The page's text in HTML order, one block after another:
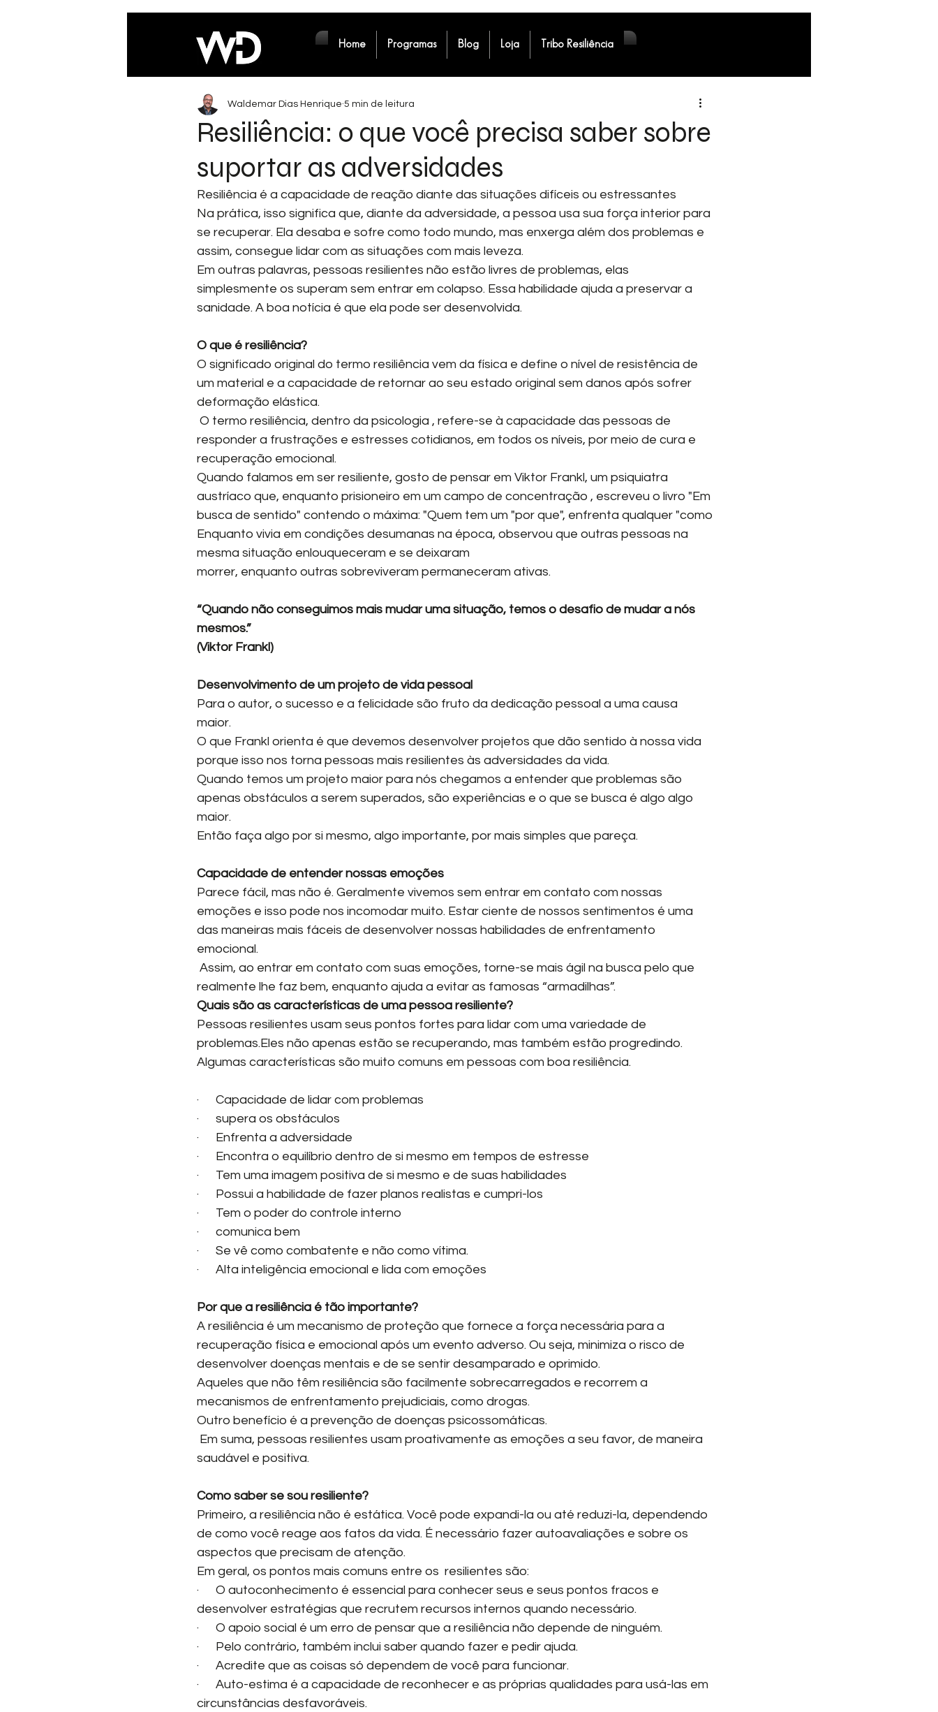
Home Programas Blog Loja Tribo Resiliência
Resiliência: o que você precisa saber sobre
suportar as adversidades
Waldemar Dias Henrique 5 min de leitura
Resiliência é a capacidade de reação diante das situações difíceis ou estressantes
Na prática, isso significa que, diante da adversidade, a pessoa usa sua força interior para
se recuperar. Ela desaba e sofre como todo mundo, mas enxerga além dos problemas e
assim, consegue lidar com as situações com mais leveza.
Em outras palavras, pessoas resilientes não estão livres de problemas, elas
simplesmente os superam sem entrar em colapso. Essa habilidade ajuda a preservar a
sanidade. A boa notícia é que ela pode ser desenvolvida.
O que é resiliência?
O significado original do termo resiliência vem da física e define o nível de resistência de
um material e a capacidade de retornar ao seu estado original sem danos após sofrer
deformação elástica.
responder a frustrações e estresses cotidianos, em todos os níveis, por meio de cura e
recuperação emocional.
Quando falamos em ser resiliente, gosto de pensar em Viktor Frankl, um psiquiatra
austríaco que, enquanto prisioneiro em um campo de concentração , escreveu o livro "Em
busca de sentido" contendo o máxima: "Quem tem um "por que", enfrenta qualquer "como
Enquanto vivia em condições desumanas na época, observou que outras pessoas na
mesma situação enlouqueceram e se deixaram
morrer, enquanto outras sobreviveram permaneceram ativas.
“Quando não conseguimos mais mudar uma situação, temos o desafio de mudar a nós
mesmos.”
(Viktor Frankl)
Desenvolvimento de um projeto de vida pessoal
Para o autor, o sucesso e a felicidade são fruto da dedicação pessoal a uma causa
maior.
O que Frankl orienta é que devemos desenvolver projetos que dão sentido à nossa vida
porque isso nos torna pessoas mais resilientes às adversidades da vida.
Quando temos um projeto maior para nós chegamos a entender que problemas são
apenas obstáculos a serem superados, são experiências e o que se busca é algo algo
maior.
Então faça algo por si mesmo, algo importante, por mais simples que pareça.
Capacidade de entender nossas emoções
Parece fácil, mas não é. Geralmente vivemos sem entrar em contato com nossas
emoções e isso pode nos incomodar muito. Estar ciente de nossos sentimentos é uma
das maneiras mais fáceis de desenvolver nossas habilidades de enfrentamento
emocional.
realmente lhe faz bem, enquanto ajuda a evitar as famosas “armadilhas”.
Quais são as características de uma pessoa resiliente?
Pessoas resilientes usam seus pontos fortes para lidar com uma variedade de
problemas.Eles não apenas estão se recuperando, mas também estão progredindo.
Algumas características são muito comuns em pessoas com boa resiliência.
·      Capacidade de lidar com problemas
·      supera os obstáculos
·      Enfrenta a adversidade
·      Encontra o equilíbrio dentro de si mesmo em tempos de estresse
·      Tem uma imagem positiva de si mesmo e de suas habilidades
·      Possui a habilidade de fazer planos realistas e cumpri-los
·      Tem o poder do controle interno
·      comunica bem
·      Se vê como combatente e não como vítima.
·      Alta inteligência emocional e lida com emoções
Por que a resiliência é tão importante?
A resiliência é um mecanismo de proteção que fornece a força necessária para a
recuperação física e emocional após um evento adverso. Ou seja, minimiza o risco de
desenvolver doenças mentais e de se sentir desamparado e oprimido.
Aqueles que não têm resiliência são facilmente sobrecarregados e recorrem a
mecanismos de enfrentamento prejudiciais, como drogas.
Outro benefício é a prevenção de doenças psicossomáticas.
saudável e positiva.
Como saber se sou resiliente?
Primeiro, a resiliência não é estática. Você pode expandi-la ou até reduzi-la, dependendo
de como você reage aos fatos da vida. É necessário fazer autoavaliações e sobre os
aspectos que precisam de atenção.
Em geral, os pontos mais comuns ​​entre os  resilientes são:
·      O autoconhecimento é essencial para conhecer seus e seus pontos fracos e
desenvolver estratégias que recrutem recursos internos quando necessário.
·      O apoio social é um erro de pensar que a resiliência não depende de ninguém.
·      Pelo contrário, também inclui saber quando fazer e pedir ajuda.
·      Acredite que as coisas só dependem de você para funcionar.
·      Auto-estima é a capacidade de reconhecer e as próprias qualidades para usá-las em
circunstâncias desfavoráveis.